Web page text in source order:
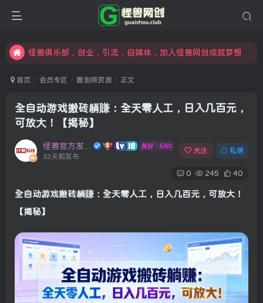
限时开通会员更享折扣，超高返佣
怪兽俱乐部，创业，引流，自媒体，加入怪兽网创成就梦想
首页 会员专区 冒泡网资源 正文
全自动游戏搬砖躺賺：全天零人工，日入几百元，
可放大！【揭秘】
良好 · 580
32天前发布
关注 私信
0 245 40
全自动游戏搬砖躺賺：全天零人工，日入几百元，可放大！
【揭秘】